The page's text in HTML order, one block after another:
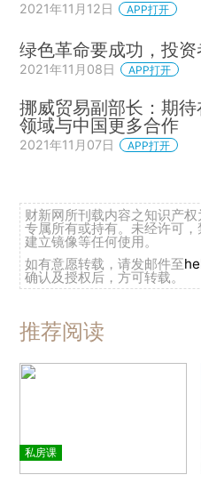
2021年11月12日 APP打开
绿色革命要成功，投
2021年11月08日 APP打开
挪威贸易副部长：期
领域与中国更多合作
2021年11月07日 APP打开
财新网所刊载内容之知识产
专属所有或持有。未经许可
建立镜像等任何使用。
如有意愿转载，请发邮件至
确认及授权后，方可转载。
推荐阅读
私房课